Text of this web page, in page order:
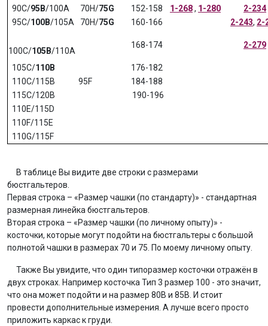
90C/95B/100A 70H/75G 152-158 1-268, 1-280
2-234
95C/100B/105A 70H/75G 160-166 2-243, 2-
100C/105B/110A
168-174 2-279
105C/110B
176-182
110C/115B
95F
184-188
115C/120B
190-196
110E/115D
110F/115E
110G/115F
В таблице Вы видите две строки с размерами
бюстгальтеров.
Первая строка – «Размер чашки (по стандарту)» - стандартная
размерная линейка бюстгальтеров.
Вторая строка – «Размер чашки (по личному опыту)» -
косточки, которые могут подойти на бюстгальтеры с большой
полнотой чашки в размерах 70 и 75. По моему личному опыту.
Также Вы увидите, что один типоразмер косточки отражён в
двух строках. Например косточка Тип 3 размер 100 - это значит,
что она может подойти и на размер 80B и 85B. И стоит
провести дополнительные измерения. А лучше всего просто
приложить каркас к груди.